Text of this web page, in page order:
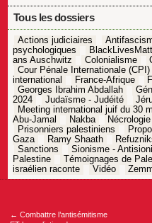
Tous les dossiers
Actions judiciaires
psychologiques
ans Auschwitz
Colonialisme
Cour Pénale Internationale (CPI)
international
France-Afrique
Georges Ibrahim Abdallah
2024
Judaïsme - Judéité
Meeting international juif du 30
Abu-Jamal
Nakba Nécrologie
Prisonniers palestiniens
Gaza
Ramy Shaath
Sanctions
Sionisme -
Palestine
Témoignages de
israélien raconte
Vidéo
Navigation
← Combattre l’antisémitisme